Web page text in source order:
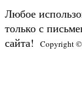
Любое
только с
сайта!
Copyright